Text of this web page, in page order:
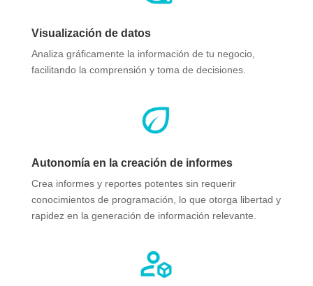
Visualización de datos
Analiza gráficamente la información de tu negocio,
facilitando la comprensión y toma de decisiones.​
Autonomía en la creación de informes
Crea informes y reportes potentes sin requerir
conocimientos de programación, lo que otorga libertad y
rapidez en la generación de información relevante.​